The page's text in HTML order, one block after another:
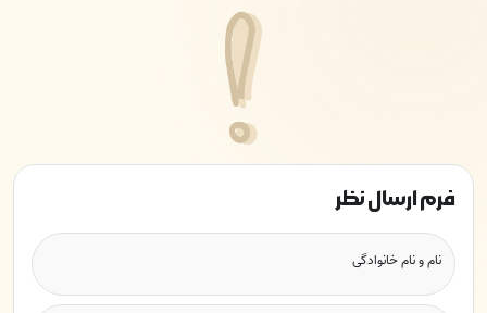
فرم ارسال نظر
نام و نام خانوادگی